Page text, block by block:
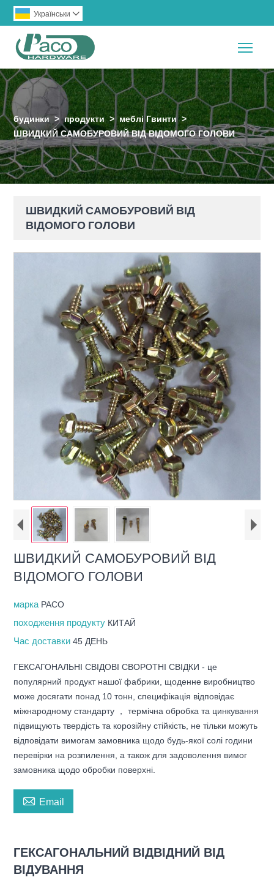
Українськи 
будинки > продукти > меблі Гвинти >
ШВИДКИЙ САМОБУРОВИЙ ВІД ВІДОМОГО ГОЛОВИ
ШВИДКИЙ САМОБУРОВИЙ ВІД
ВІДОМОГО ГОЛОВИ
ШВИДКИЙ САМОБУРОВИЙ ВІД
ВІДОМОГО ГОЛОВИ
марка PACO
походження продукту КИТАЙ
Час доставки45 ДЕНЬ
ГЕКСАГОНАЛЬНІ СВІДОВІ СВОРОТНІ СВІДКИ - це
популярний продукт нашої фабрики, щоденне виробництво
може досягати понад 10 тонн, специфікація відповідає
міжнародному стандарту ， термічна обробка та цинкування
підвищують твердість та корозійну стійкість, не тільки можуть
відповідати вимогам замовника щодо будь-якої солі години
перевірки на розпилення, а також для задоволення вимог
замовника щодо обробки поверхні.
 Email
ГЕКСАГОНАЛЬНИЙ ВІДВІДНИЙ ВІД
ВІДУВАННЯ